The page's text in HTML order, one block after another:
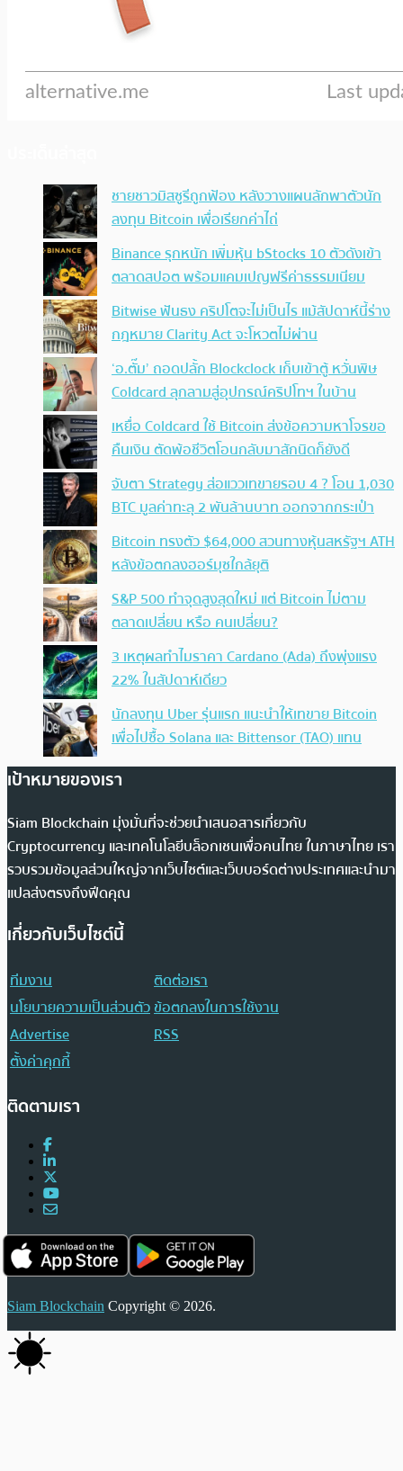
ชายชาวมิสซูรีถูกฟ้อง หลังวางแผนลักพาตัวนัก
ลงทุน Bitcoin เพื่อเรียกค่าไถ่
Binance รุกหนัก เพิ่มหุ้น bStocks 10 ตัวดังเข้า
ตลาดสปอต พร้อมแคมเปญฟรีค่าธรรมเนียม
Bitwise ฟันธง คริปโตจะไม่เป็นไร แม้สัปดาห์นี้ร่าง
กฎหมาย Clarity Act จะโหวตไม่ผ่าน
‘อ.ตั๊ม’ ถอดปลั้ก Blockclock เก็บเข้าตู้ หวั่นพิษ
Coldcard ลุกลามสู่อุปกรณ์คริปโทฯ ในบ้าน
เหยื่อ Coldcard ใช้ Bitcoin ส่งข้อความหาโจรขอ
คืนเงิน ตัดพ้อชีวิตโอนกลับมาสักนิดก็ยังดี
จับตา Strategy ส่อแววเทขายรอบ 4 ? โอน 1,030
BTC มูลค่าทะลุ 2 พันล้านบาท ออกจากกระเป๋า
Bitcoin ทรงตัว $64,000 สวนทางหุ้นสหรัฐฯ ATH
หลังข้อตกลงฮอร์มุซใกล้ยุติ
S&P 500 ทำจุดสูงสุดใหม่ แต่ Bitcoin ไม่ตาม
ตลาดเปลี่ยน หรือ คนเปลี่ยน?
3 เหตุผลทำไมราคา Cardano (Ada) ถึงพุ่งแรง
22% ในสัปดาห์เดียว
นักลงทุน Uber รุ่นแรก แนะนำให้เทขาย Bitcoin
เพื่อไปซื้อ Solana และ Bittensor (TAO) แทน
เป้าหมายของเรา
Siam Blockchain มุ่งมั่นที่จะช่วยนำเสนอสารเกี่ยวกับ
Cryptocurrency และเทคโนโลยีบล็อกเชนเพื่อคนไทย ในภาษาไทย เรา
รวบรวมข้อมูลส่วนใหญ่จากเว็บไซต์และเว็บบอร์ดต่างประเทศและนำมา
แปลส่งตรงถึงฟีดคุณ
เกี่ยวกับเว็บไซต์นี้
ทีมงาน
ติดต่อเรา
นโยบายความเป็นส่วนตัวข้อตกลงในการใช้งาน
Advertise
RSS
ตั้งค่าคุกกี้
ติดตามเรา
Siam Blockchain Copyright © 2026.